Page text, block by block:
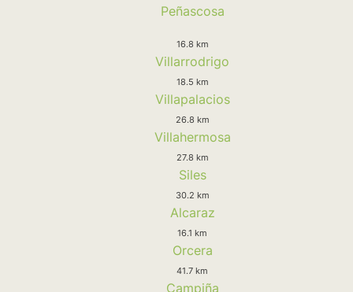
Peñascosa
16.8 km
Villarrodrigo
18.5 km
Villapalacios
26.8 km
Villahermosa
27.8 km
Siles
30.2 km
Alcaraz
16.1 km
Orcera
41.7 km
Campiña